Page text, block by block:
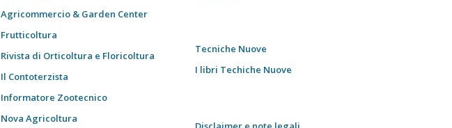
Agricommercio & Garden Center
Frutticoltura
Rivista di Orticoltura e Floricoltura
Il Contoterzista
Informatore Zootecnico
Nova Agricoltura
Tecniche Nuove
I libri Techiche Nuove